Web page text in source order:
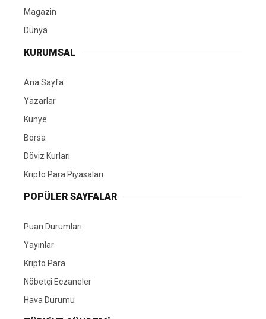
Magazin
Dünya
KURUMSAL
Ana Sayfa
Yazarlar
Künye
Borsa
Döviz Kurları
Kripto Para Piyasaları
POPÜLER SAYFALAR
Puan Durumları
Yayınlar
Kripto Para
Nöbetçi Eczaneler
Hava Durumu